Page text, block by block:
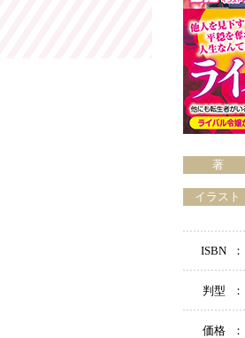
著
イラスト
ISBN ：
判型 ：
価格 ：